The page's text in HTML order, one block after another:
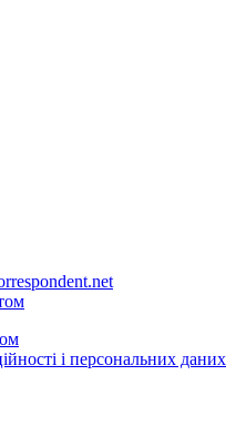
і персональних даних